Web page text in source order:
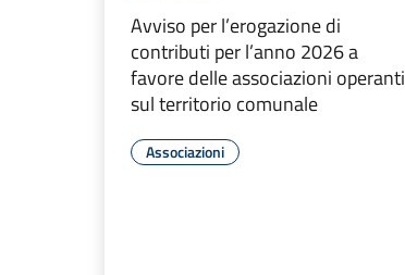
Avviso per l’erogazione di
contributi per l’anno 2026 a
favore delle associazioni operanti
sul territorio comunale
Associazioni